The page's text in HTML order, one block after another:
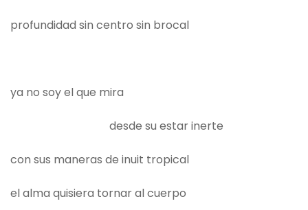
profundidad sin centro sin brocal
ya no soy el que mira
desde su estar inerte
con sus maneras de inuit tropical
el alma quisiera tornar al cuerpo